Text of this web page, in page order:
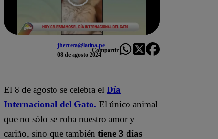
jherrera@latina.pe
08 de agosto 2024
Compartir
El 8 de agosto se celebra el Día
Internacional del Gato. El único animal
que no sólo se roba nuestro amor y
cariño, sino que también tiene 3 días